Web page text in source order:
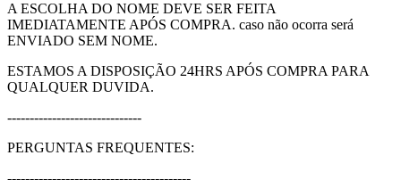
A ESCOLHA DO NOME DEVE SER FEITA
IMEDIATAMENTE APÓS COMPRA. caso não ocorra será
ENVIADO SEM NOME.
ESTAMOS A DISPOSIÇÃO 24HRS APÓS COMPRA PARA
QUALQUER DUVIDA.
------------------------------
PERGUNTAS FREQUENTES: